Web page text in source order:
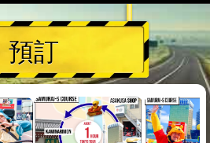
預訂